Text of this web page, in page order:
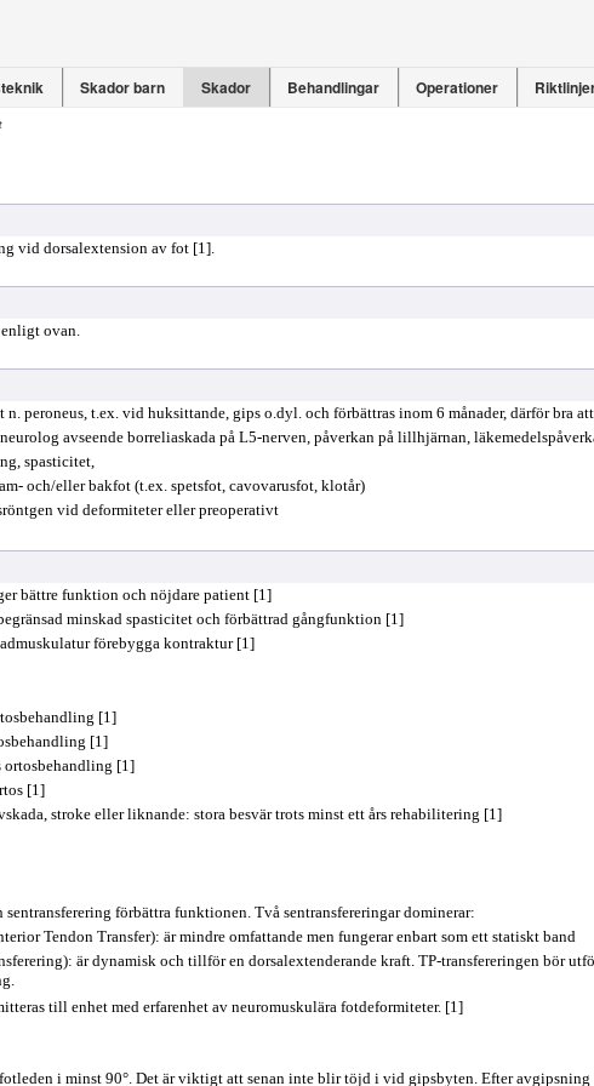
Skador barn Skador Behandlingar Operationer
vid dorsalextension av fot [1].
ovan.
n. peroneus, t.ex. vid huksittande, gips o.dyl. och förbättras inom 6 månader, därför bra
avseende borreliaskada på L5-nerven, påverkan på lillhjärnan,
spasticitet,
och/eller bakfot (t.ex. spetsfot, cavovarusfot, klotår)
vid deformiteter eller preoperativt
bättre funktion och nöjdare patient [1]
minskad spasticitet och förbättrad gångfunktion [1]
förebygga kontraktur [1]
[1]
[1]
ortosbehandling [1]
[1]
stroke eller liknande: stora besvär trots minst ett års rehabilitering [1]
förbättra funktionen. Två sentrans­fereringar dominerar:
Tendon Transfer): är mindre om­fattande men fungerar enbart som ett statiskt band
är dynamisk och tillför en dorsalextenderande kraft. TP­-transfereringen bör
till enhet med erfarenhet av neuromuskulära fotdeformiteter. [1]
i minst 90°. Det är viktigt att senan inte blir töjd i vid gipsbyten. Efter